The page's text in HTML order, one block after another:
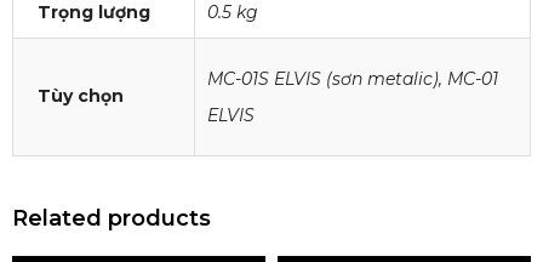
Trọng lượng 0.5 kg
Tùy chọn
MC-01S ELVIS (sơn metalic), MC-01
ELVIS
Related products